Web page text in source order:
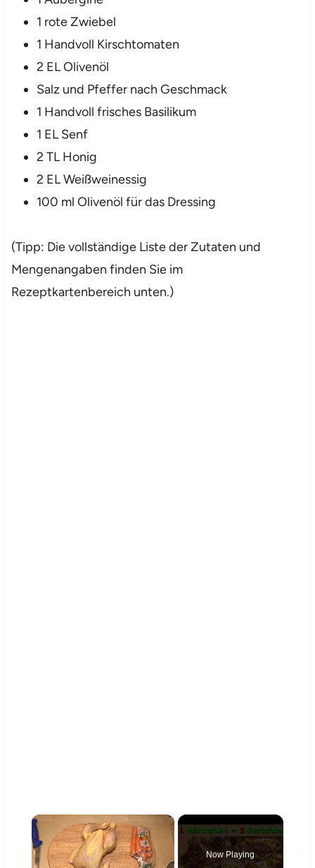
1 rote Zwiebel
1 Handvoll Kirschtomaten
2 EL Olivenöl
Salz und Pfeffer nach Geschmack
1 Handvoll frisches Basilikum
1 EL Senf
2 TL Honig
2 EL Weißweinessig
100 ml Olivenöl für das Dressing
(Tipp: Die vollständige Liste der Zutaten und
Mengenangaben finden Sie im
Rezeptkartenbereich unten.)
×
Now Playing